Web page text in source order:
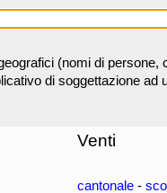
(nomi di
di soggettazione ad
Venti
cantonale -